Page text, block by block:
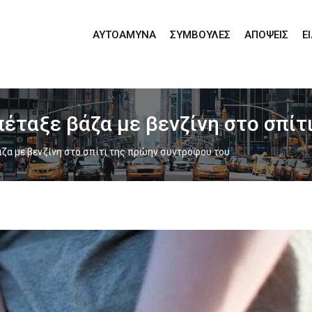
ΑΥΤΟΆΜΥΝΑ
ΣΥΜΒΟΥΛΈΣ ΑΠΌΨΕΙΣ
βάζα με βενζίνη στο
με βενζίνη στο σπίτι της πρώην συντρόφου του